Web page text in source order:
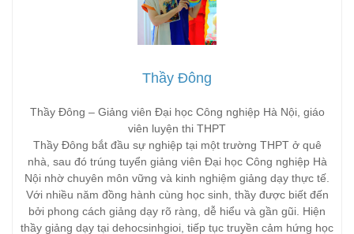
Thầy Đông
Thầy Đông – Giảng viên Đại học Công nghiệp Hà Nội, giáo
viên luyện thi THPT
Thầy Đông bắt đầu sự nghiệp tại một trường THPT ở quê
nhà, sau đó trúng tuyển giảng viên Đại học Công nghiệp Hà
Nội nhờ chuyên môn vững và kinh nghiệm giảng dạy thực tế.
Với nhiều năm đồng hành cùng học sinh, thầy được biết đến
bởi phong cách giảng dạy rõ ràng, dễ hiểu và gần gũi. Hiện
thầy giảng dạy tại dehocsinhgioi, tiếp tục truyền cảm hứng học